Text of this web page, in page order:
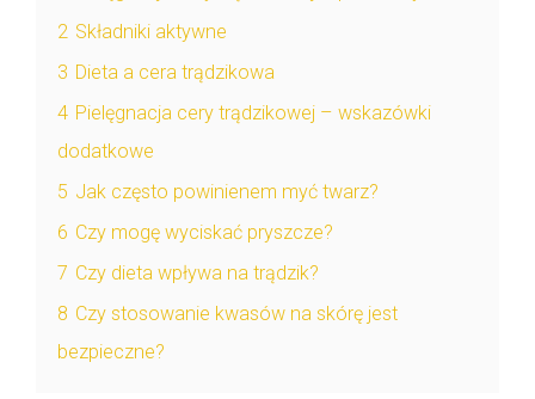
2 Składniki aktywne
3 Dieta a cera trądzikowa
4 Pielęgnacja cery trądzikowej – wskazówki
dodatkowe
5 Jak często powinienem myć twarz?
6 Czy mogę wyciskać pryszcze?
7 Czy dieta wpływa na trądzik?
8 Czy stosowanie kwasów na skórę jest
bezpieczne?